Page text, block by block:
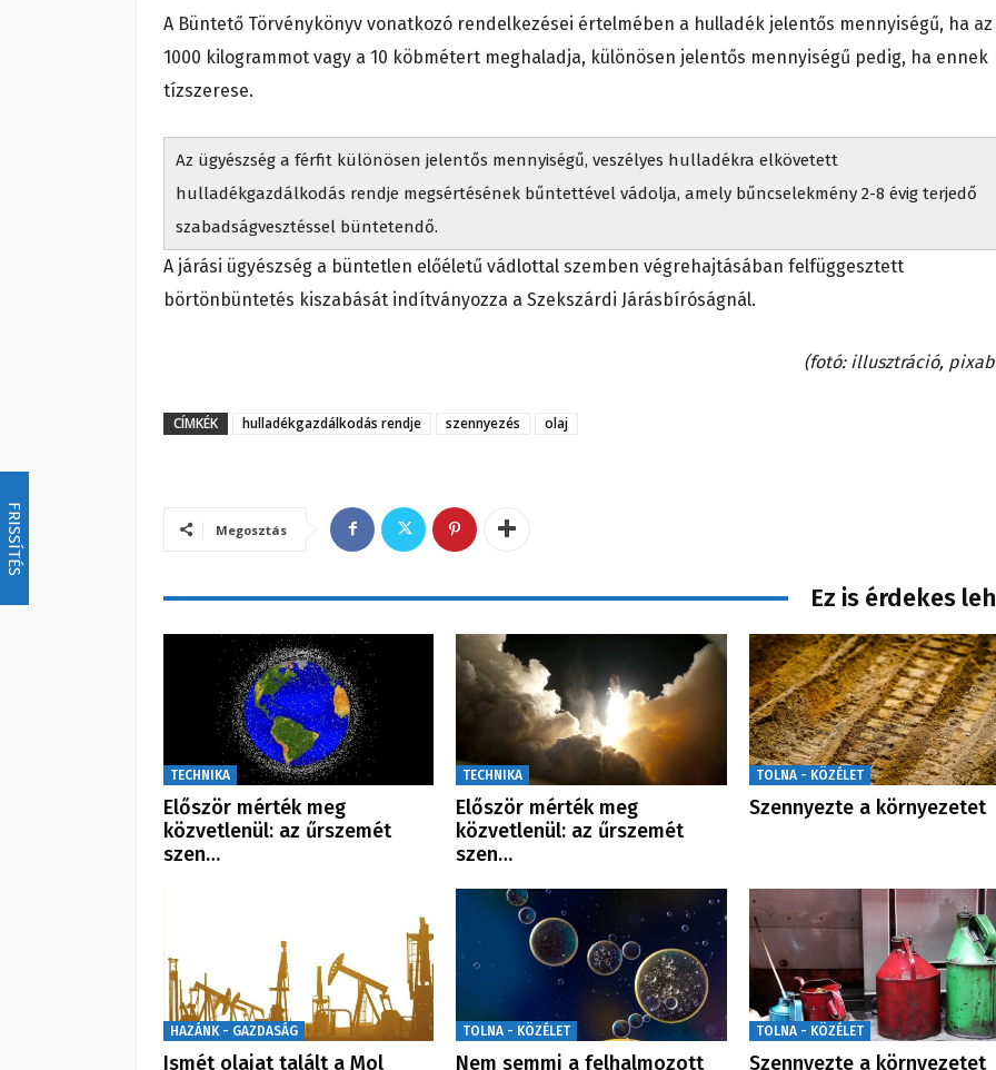
FRISSÍTÉS
A Büntető Törvénykönyv vonatkozó rendelkezései értelmében a hulladék jelentős mennyiségű, ha az
1000 kilogrammot vagy a 10 köbmétert meghaladja, különösen jelentős mennyiségű pedig, ha ennek
tízszerese.
Az ügyészség a férfit különösen jelentős mennyiségű, veszélyes hulladékra elkövetett
hulladékgazdálkodás rendje megsértésének bűntettével vádolja, amely bűncselekmény 2-8 évig terjedő
szabadságvesztéssel büntetendő.
A járási ügyészség a büntetlen előéletű vádlottal szemben végrehajtásában felfüggesztett
börtönbüntetés kiszabását indítványozza a Szekszárdi Járásbíróságnál.
(fotó: illusztráció,
CÍMKÉK hulladékgazdálkodás rendje szennyezés olaj
Megosztás
Ez is érdekes
TECHNIKA
Először mérték meg
közvetlenül: az űrszemét
szen…
TECHNIKA
Először mérték meg
közvetlenül: az űrszemét
szen…
TOLNA - KÖZÉLET
Szennyezte a környezetet
HAZÁNK - GAZDASÁG
Ismét olajat talált a Mol
TOLNA - KÖZÉLET
Nem semmi a felhalmozott
TOLNA - KÖZÉLET
Szennyezte a környezetet